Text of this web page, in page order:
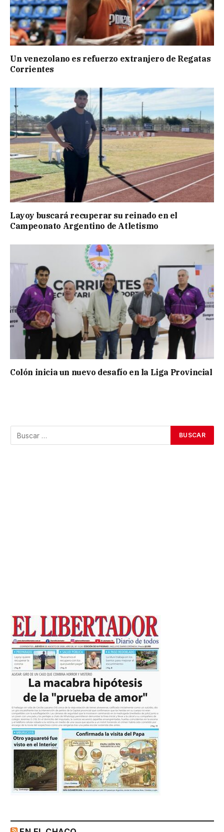
Un venezolano es refuerzo extranjero de Regatas
Corrientes
Layoy buscará recuperar su reinado en el
Campeonato Argentino de Atletismo
Colón inicia un nuevo desafío en la Liga Provincial